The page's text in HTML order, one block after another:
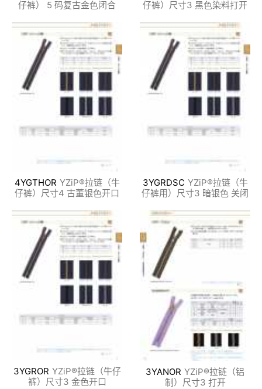
仔裤） 5 码复古金色闭合
仔裤）尺寸3 黑色染料打开
4YGTHOR YZiP®拉链（牛
仔裤）尺寸4 古董银色开口
3YGRDSC YZiP®拉链（牛
仔裤用）尺寸3 暗银色 关闭
3YGROR YZiP®拉链（牛仔
裤）尺寸3 金色开口
3YANOR YZiP®拉链（铝
制）尺寸3 打开